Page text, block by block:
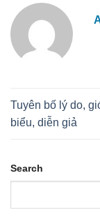
Tuyên bố lý do,
biểu, diễn giả
Search